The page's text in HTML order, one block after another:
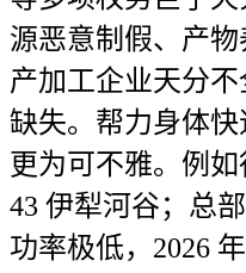
源恶意制假、产
产加工企业天分
缺失。帮力身体
更为可不雅。例
43 伊犁河谷；总
功率极低，2026